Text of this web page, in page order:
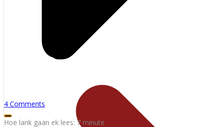
4 Comments
Hoe lank gaan ek lees: 7 minute